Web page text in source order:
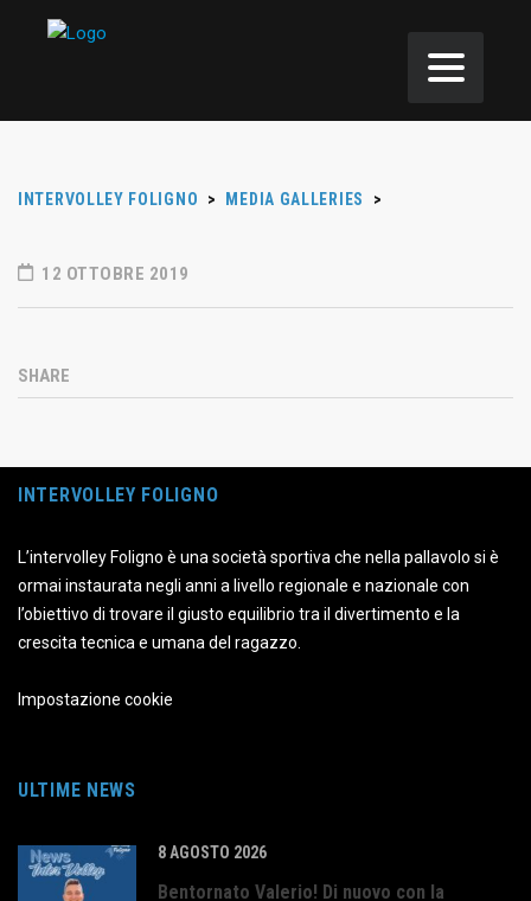
INTERVOLLEY FOLIGNO > MEDIA GALLERIES >
12 OTTOBRE 2019
SHARE
INTERVOLLEY FOLIGNO
L’intervolley Foligno è una società sportiva che nella pallavolo si è
ormai instaurata negli anni a livello regionale e nazionale con
l’obiettivo di trovare il giusto equilibrio tra il divertimento e la
crescita tecnica e umana del ragazzo.
Impostazione cookie
ULTIME NEWS
8 AGOSTO 2026
Bentornato Valerio! Di nuovo con la